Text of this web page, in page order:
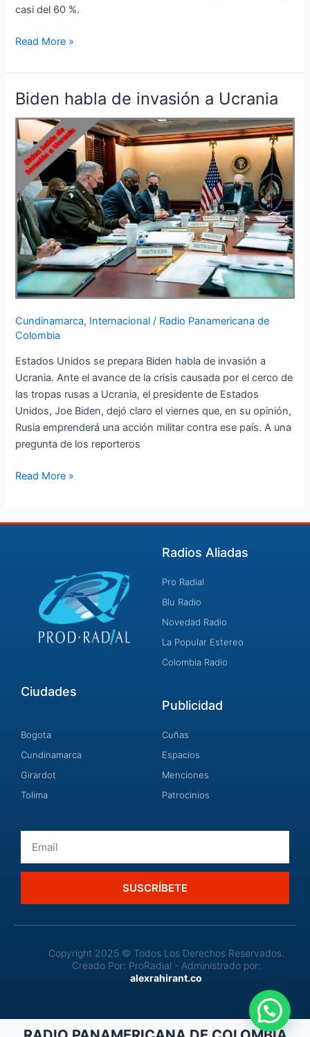
casi del 60 %.
Read More »
Biden habla de invasión a Ucrania
Cundinamarca, Internacional / Radio Panamericana de
Colombia
Estados Unidos se prepara Biden habla de invasión a
Ucrania. Ante el avance de la crisis causada por el cerco de
las tropas rusas a Ucrania, el presidente de Estados
Unidos, Joe Biden, dejó claro el viernes que, en su opinión,
Rusia emprenderá una acción militar contra ese país. A una
pregunta de los reporteros
Biden
de
invasión
a
Ucrania
Read More »
Radios Aliadas
Pro Radial
Blu Radio
Novedad Radio
La Popular Estereo
Colombia Radio
Ciudades
Bogota
Cundinamarca
Girardot
Tolima
Publicidad
Cuñas
Espacios
Menciones
Patrocinios
SUSCRÍBETE
Copyright 2025 © Todos Los Derechos Reservados.
Creado Por: ProRadial - Administrado por:
alexrahirant.co